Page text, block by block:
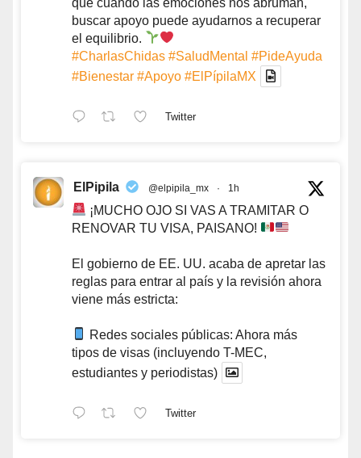
buscar apoyo puede ayudarnos a recuperar
el equilibrio.
#CharlasChidas #SaludMental #PideAyuda
#Bienestar #Apoyo #ElPípilaMX
Twitter
ElPipila @elpipila_mx · 1h
¡MUCHO OJO SI VAS A TRAMITAR O
RENOVAR TU VISA, PAISANO!
El gobierno de EE. UU. acaba de apretar las
reglas para entrar al país y la revisión ahora
viene más estricta:
Redes sociales públicas: Ahora más
tipos de visas (incluyendo T-MEC,
estudiantes y periodistas)
Twitter